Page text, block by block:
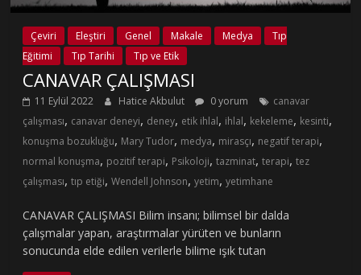
Çeviri Eleştiri Genel Makale Medya
Tıp
Eğitimi
Tıp Tarihi Tıp ve Etik
CANAVAR ÇALIŞMASI
11 Eylül 2022 Hatice Akbulut 0 yorum
canavar
çalışması, canavar deneyi, deney, etik ihlal, ihlal, kekeleme, kesinti,
konuşma bozukluğu, Mary Tudor, medya, mirasçı, negatif terapi,
normal konuşma, pozitif terapi, Psikoloji,tazminat,terapi,tez
çalışması,tıp etiği,Wendell Johnson,yetim,yetimhane
CANAVAR ÇALIŞMASI Bilim insanı; bilimsel bir dalda
çalışmalar yapan, araştırmalar yürüten ve bunların
sonucunda elde edilen verilerle bilime ışık tutan